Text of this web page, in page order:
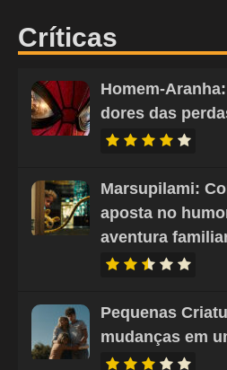
Críticas
Homem-
dores das
Marsupilami:
aposta no
aventura
Pequenas
mudanças em